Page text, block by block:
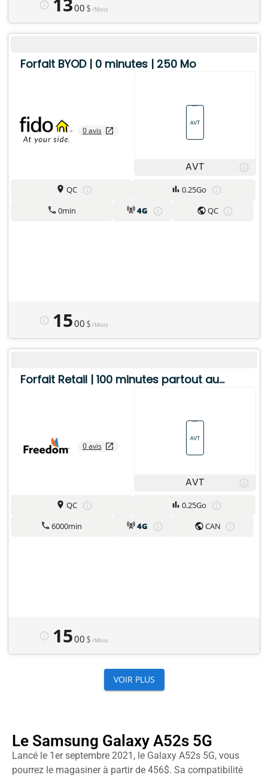
Le Samsung Galaxy A52s 5G
Lancé le 1er septembre 2021, le Galaxy A52s 5G, vous
pourrez le magasiner à partir de 456$. Sa compatibilité